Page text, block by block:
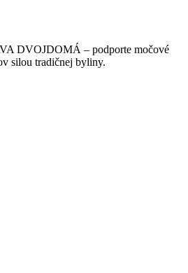
DVOJDOMÁ – podporte močové
silou tradičnej byliny.